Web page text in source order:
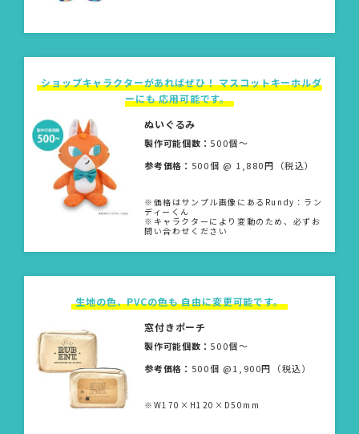
ショップキャラクターがあればぜひ！ マスコットキーホルダ
ーにも 応用可能です。
ぬいぐるみ
製作可能個数： 500個〜
参考価格： 500個 @ 1,880円（税込）
※価格はサンプル画像にあるRundy：ラン
ディーくん
※キャラクターにより変動のため、必ずお
問い合わせください
生地の色、PVCの色も 自由に変更可能です。
窓付きポーチ
製作可能個数： 500個〜
参考価格： 500個 @1,900円（税込）
※W170×H120×D50mm